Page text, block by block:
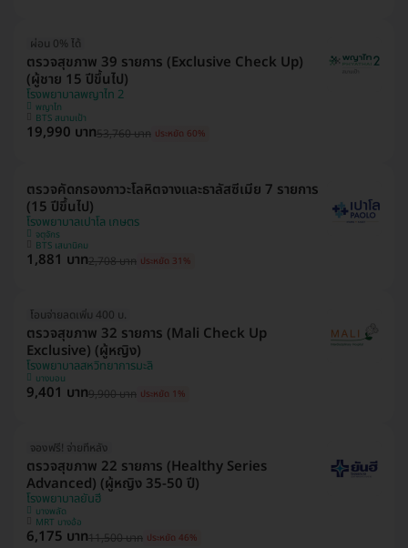
ผ่อน 0% ได้
ตรวจสุขภาพ 39 รายการ (Exclusive Check Up)
(ผู้ชาย 15 ปีขึ้นไป)
โรงพยาบาลพญาไท 2
พญาไท
BTS สนามเป้า
19,990 บาท53,760 บาท ประหยัด 60%
ตรวจคัดกรองภาวะโลหิตจางและธาลัสซีเมีย 7 รายการ
(15 ปีขึ้นไป)
โรงพยาบาลเปาโล เกษตร
จตุจักร
BTS เสนานิคม
1,881 บาท2,708 บาท ประหยัด 31%
โอนจ่ายลดเพิ่ม 400 บ.
ตรวจสุขภาพ 32 รายการ (Mali Check Up
Exclusive) (ผู้หญิง)
โรงพยาบาลสหวิทยาการมะลิ
บางบอน
9,401 บาท9,900 บาท ประหยัด 1%
จองฟรี! จ่ายทีหลัง
ตรวจสุขภาพ 22 รายการ (Healthy Series
Advanced) (ผู้หญิง 35-50 ปี)
โรงพยาบาลยันฮี
บางพลัด
MRT บางอ้อ
6,175 บาท11,500 บาท ประหยัด 46%